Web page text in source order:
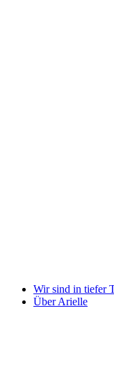
Wir sind in tiefer
Über Arielle